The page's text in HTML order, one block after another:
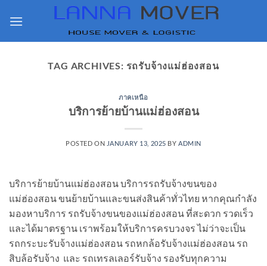
TAG ARCHIVES: รถรับจ้างแม่ฮ่องสอน
ภาคเหนือ
บริการย้ายบ้านแม่ฮ่องสอน
POSTED ON JANUARY 13, 2025 BY ADMIN
บริการย้ายบ้านแม่ฮ่องสอน บริการรถรับจ้างขนของ
แม่ฮ่องสอน ขนย้ายบ้านและขนส่งสินค้าทั่วไทย หากคุณกำลัง
มองหาบริการ รถรับจ้างขนของแม่ฮ่องสอน ที่สะดวก รวดเร็ว
และได้มาตรฐาน เราพร้อมให้บริการครบวงจร ไม่ว่าจะเป็น
รถกระบะรับจ้างแม่ฮ่องสอน รถหกล้อรับจ้างแม่ฮ่องสอน รถ
สิบล้อรับจ้าง และ รถเทรลเลอร์รับจ้าง รองรับทุกความ